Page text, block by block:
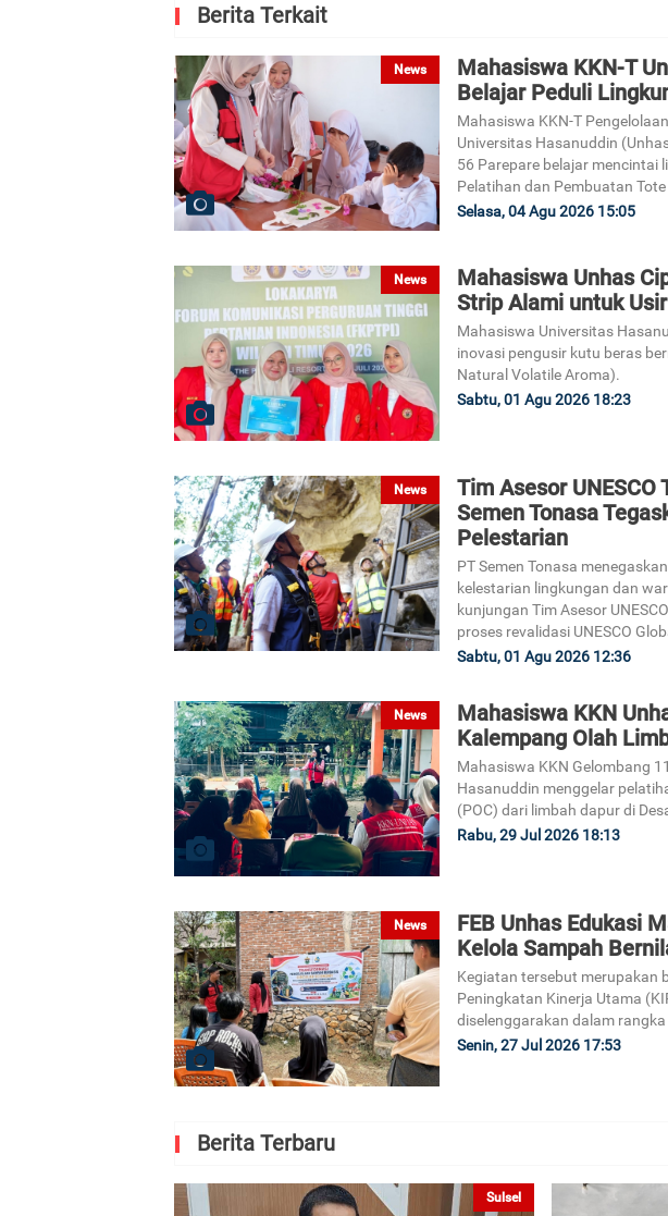
Berita Terkait
News
Mahasiswa KKN-T
Belajar Peduli
Mahasiswa KKN-T
Universitas Hasanuddin
56 Parepare belajar mencintai
Pelatihan dan Pembuatan
Selasa, 04 Agu 2026 15:05
News
Mahasiswa Unhas
Strip Alami untuk
Mahasiswa Universitas
inovasi pengusir kutu beras
Natural Volatile Aroma).
Sabtu, 01 Agu 2026 18:23
News
Tim Asesor UNESCO
Semen Tonasa
Pelestarian
PT Semen Tonasa
kelestarian lingkungan dan
kunjungan Tim Asesor
proses revalidasi UNESCO
Sabtu, 01 Agu 2026 12:36
News
Mahasiswa KKN
Kalempang Olah
Mahasiswa KKN Gelombang
Hasanuddin menggelar
(POC) dari limbah dapur di
Rabu, 29 Jul 2026 18:13
News
FEB Unhas Edukasi
Kelola Sampah
Kegiatan tersebut merupakan
Peningkatan Kinerja Utama
diselenggarakan dalam rangka
Senin, 27 Jul 2026 17:53
Berita Terbaru
Sulsel